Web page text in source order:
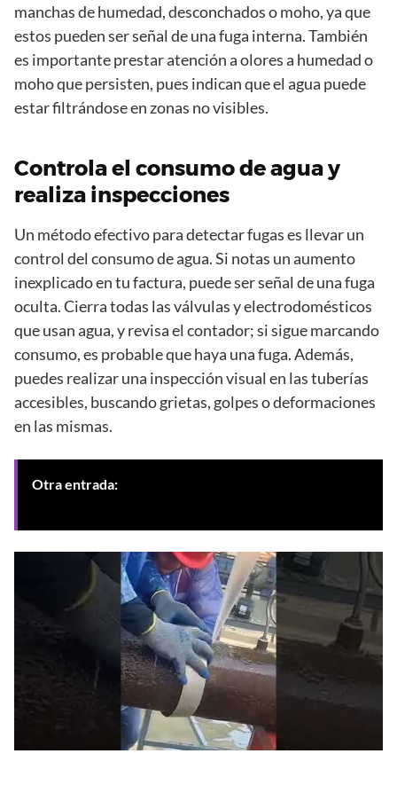
manchas de humedad, desconchados o moho, ya que
estos pueden ser señal de una fuga interna. También
es importante prestar atención a olores a humedad o
moho que persisten, pues indican que el agua puede
estar filtrándose en zonas no visibles.
Controla el consumo de agua y
realiza inspecciones
Un método efectivo para detectar fugas es llevar un
control del consumo de agua. Si notas un aumento
inexplicado en tu factura, puede ser señal de una fuga
oculta. Cierra todas las válvulas y electrodomésticos
que usan agua, y revisa el contador; si sigue marcando
consumo, es probable que haya una fuga. Además,
puedes realizar una inspección visual en las tuberías
accesibles, buscando grietas, golpes o deformaciones
en las mismas.
Otra entrada: